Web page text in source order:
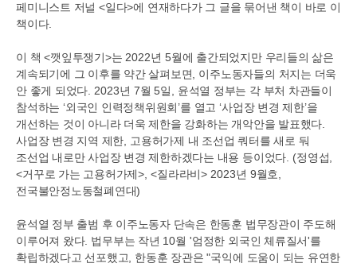
페미니스트 저널 <일다>에 연재하다가 그 글을 묶어낸 책이 바로 이
책이다.
이 책<깻잎투쟁기>는2022년 5월에 출간되었지만 우리들의 삶은
계속되기에 그 이후를 약간 살펴보면, 이주노동자들의 처지는 더욱
안 좋게 되었다. 2023년 7월5일, 윤석열 정부는 각 부처 차관들이
참석하는 ‘외국인 인력정책위원회’를 열고 ‘사업장 변경 제한’을
개선하는 것이 아니라 더욱 제한을 강화하는 개악안을 발표했다.
사업장 변경 지역 제한, 고용허가제 내 조선업 쿼터를 새로 둬
조선업 내로만 사업장 변경 제한하겠다는 내용 등이었다. (정영섭,
<거꾸로 가는 고용허가제>, <질라라비> 2023년 9월호,
전국불안정노동철폐연대)
윤석열 정부 출범 후 이주노동자 단속은 한동훈 법무장관이 주도해
이루어져 왔다. 법무부는 작년 10월 '엄정한 외국인 체류질서'를
확립하겠다고 선포했고, 한동훈 장관은"국익에 도움이 되는 유연한